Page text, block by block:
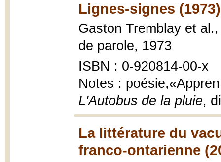
Lignes-signes (1973)
Gaston Tremblay et
de parole, 1973
ISBN : 0-920814-00-x
Notes :
L'Autobus de la pluie,
La littérature du
franco-ontarienne